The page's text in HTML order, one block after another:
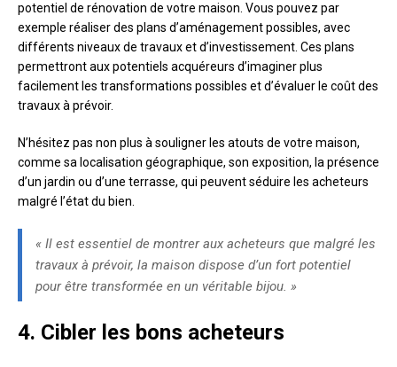
potentiel de rénovation de votre maison. Vous pouvez par
exemple réaliser des plans d’aménagement possibles, avec
différents niveaux de travaux et d’investissement. Ces plans
permettront aux potentiels acquéreurs d’imaginer plus
facilement les transformations possibles et d’évaluer le coût des
travaux à prévoir.
N’hésitez pas non plus à souligner les atouts de votre maison,
comme sa localisation géographique, son exposition, la présence
d’un jardin ou d’une terrasse, qui peuvent séduire les acheteurs
malgré l’état du bien.
« Il est essentiel de montrer aux acheteurs que malgré les
travaux à prévoir, la maison dispose d’un fort potentiel
pour être transformée en un véritable bijou. »
4. Cibler les bons acheteurs